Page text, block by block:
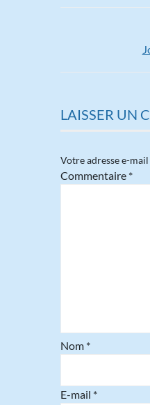
LAISSER UN
Votre adresse e-
Commentaire *
Nom *
E-mail *